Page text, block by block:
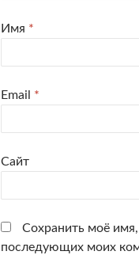
Имя *
Email *
Сайт
Сохранить моё имя,
последующих моих